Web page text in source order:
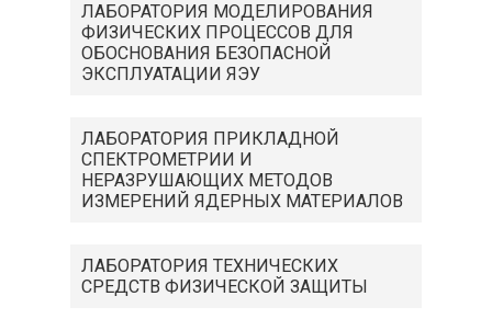
ЛАБОРАТОРИЯ МОДЕЛИРОВАНИЯ
ФИЗИЧЕСКИХ ПРОЦЕССОВ ДЛЯ
ОБОСНОВАНИЯ БЕЗОПАСНОЙ
ЭКСПЛУАТАЦИИ ЯЭУ
ЛАБОРАТОРИЯ ПРИКЛАДНОЙ
СПЕКТРОМЕТРИИ И
НЕРАЗРУШАЮЩИХ МЕТОДОВ
ИЗМЕРЕНИЙ ЯДЕРНЫХ МАТЕРИАЛОВ
ЛАБОРАТОРИЯ ТЕХНИЧЕСКИХ
СРЕДСТВ ФИЗИЧЕСКОЙ ЗАЩИТЫ